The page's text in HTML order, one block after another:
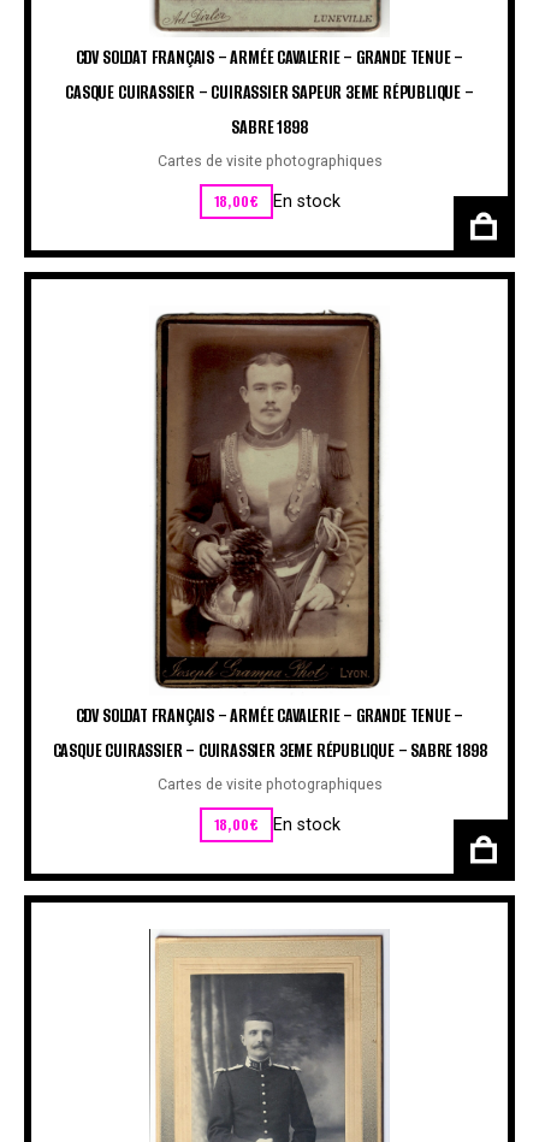
CDV SOLDAT FRANÇAIS – ARMÉE CAVALERIE – GRANDE TENUE –
CASQUE CUIRASSIER – CUIRASSIER SAPEUR 3EME RÉPUBLIQUE –
SABRE 1898
Cartes de visite photographiques
18,00€ En stock
CDV SOLDAT FRANÇAIS – ARMÉE CAVALERIE – GRANDE TENUE –
CASQUE CUIRASSIER – CUIRASSIER 3EME RÉPUBLIQUE – SABRE 1898
Cartes de visite photographiques
18,00€ En stock